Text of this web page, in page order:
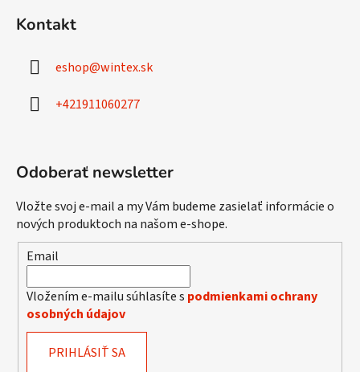
Kontakt
eshop@wintex.sk
+421911060277
Odoberať newsletter
Vložte svoj e-mail a my Vám budeme zasielať informácie o
nových produktoch na našom e-shope.
Email
Vložením e-mailu súhlasíte s podmienkami ochrany
osobných údajov
PRIHLÁSIŤ SA